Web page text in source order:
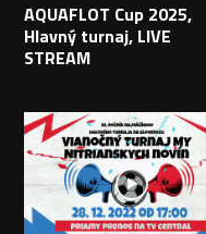
AQUAFLOT Cup 2025,
Hlavný turnaj, LIVE
STREAM